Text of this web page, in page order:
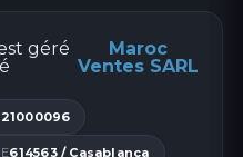
géré
Maroc
Ventes SARL
614563 / Casablanca